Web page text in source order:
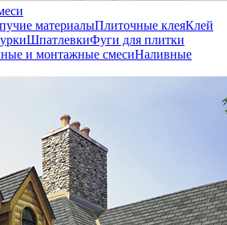
материалыПлиточные клеяКлей
ШпатлевкиФуги для плитки
и монтажные смесиНаливные